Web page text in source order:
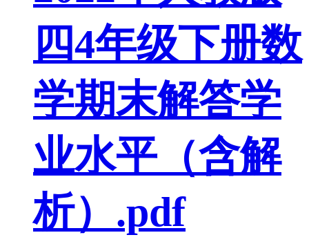
四4年级下册数
学期末解答学
业水平（含解
析）.pdf